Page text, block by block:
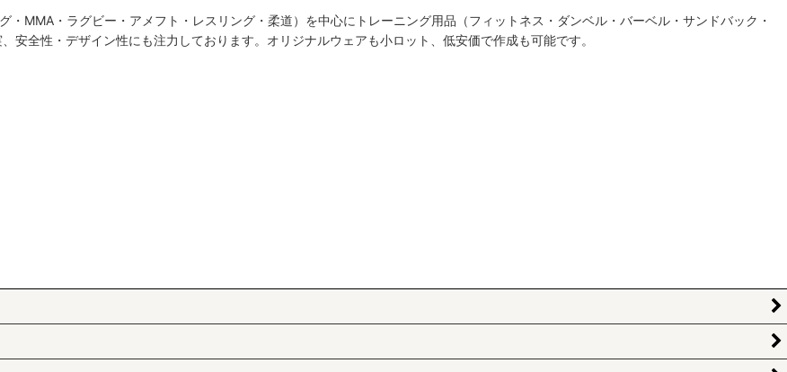
絞り込む
MMA・ラグビー・アメフト・レスリング・柔道）を中心にトレーニング用品（フィットネス・ダンベル・バーベル・サンドバック・
全性・デザイン性にも注力しております。オリジナルウェアも小ロット、低安価で作成も可能です。